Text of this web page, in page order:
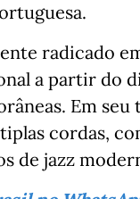
radicado
a partir do
Em
cordas,
de jazz